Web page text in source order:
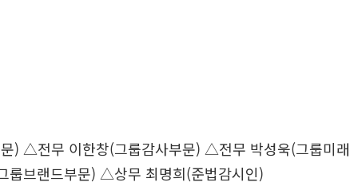
) △전무 이한창(그룹감사부문) △전무 박성욱(그룹미
룹브랜드부문) △상무 최명희(준법감시인)